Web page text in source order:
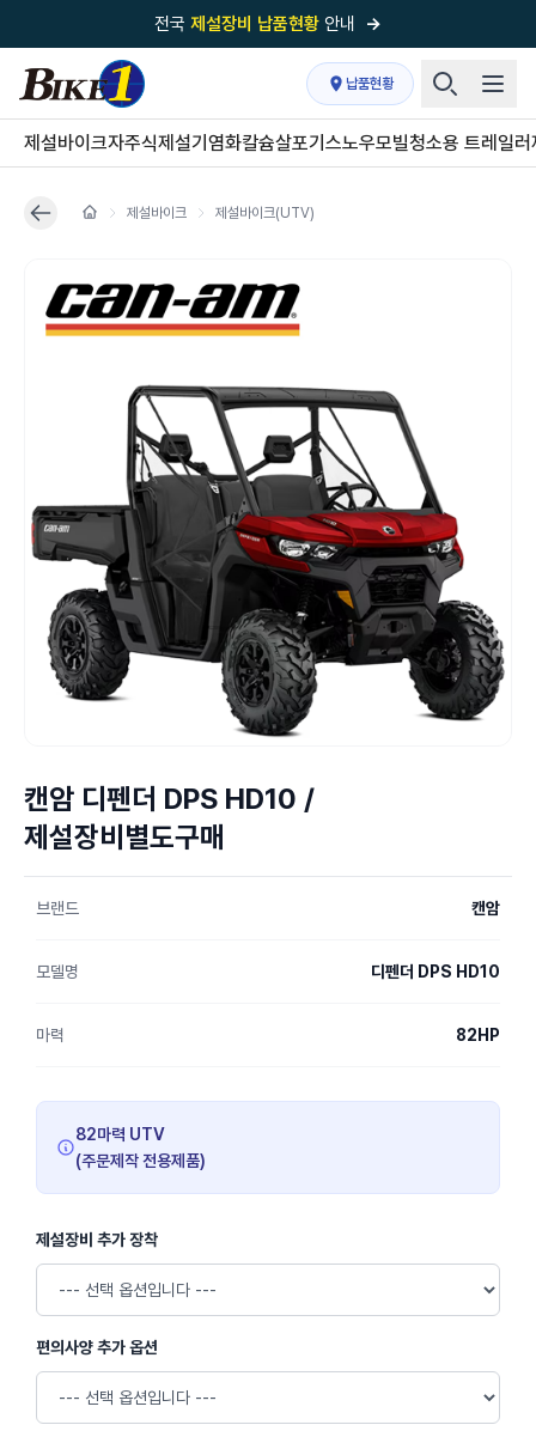
전국 제설장비 납품현황 안내 →
국내 1위 제설장비 제작 전문업체 (주)바이크원
제설 현장의 정답!다목적 차량의 표준!
전국제설장비 납품현황안내→
'국내 유일'의 특허 제설 시스템
납품현황
제설바이크자주식제설기 염화칼슘살포기 스노우모빌청소용 트레일러
제설바이크 제설바이크(UTV)
캔암 디펜더 DPS HD10 /
제설장비별도구매
브랜드 캔암
모델명 디펜더 DPS HD10
마력 82HP
82마력 UTV
(주문제작 전용제품)
제설장비 추가 장착
편의사양 추가 옵션